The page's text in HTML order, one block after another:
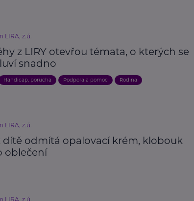
LIRA, z.ú.
z LIRY otevřou témata, o kterých se
snadno
Handicap, porucha Podpora a pomoc Rodina
LIRA, z.ú.
dítě odmítá opalovací krém, klobouk
oblečení
LIRA, z.ú.